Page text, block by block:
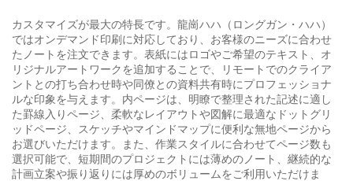
カスタマイズが最大の特長です。龍崗ハハ（ロングガン・ハハ）
ではオンデマンド印刷に対応しており、お客様のニーズに合わせ
たノートを注文できます。表紙にはロゴやご希望のテキスト、オ
リジナルアートワークを追加することで、リモートでのクライア
ントとの打ち合わせ時や同僚との資料共有時にプロフェッショナ
ルな印象を与えます。内ページは、明瞭で整理された記述に適し
た罫線入りページ、柔軟なレイアウトや図解に最適なドットグリ
ッドページ、スケッチやマインドマップに便利な無地ページから
お選びいただけます。また、作業スタイルに合わせてページ数も
選択可能で、短期間のプロジェクトには薄めのノート、継続的な
計画立案や振り返りには厚めのボリュームをご利用いただけま